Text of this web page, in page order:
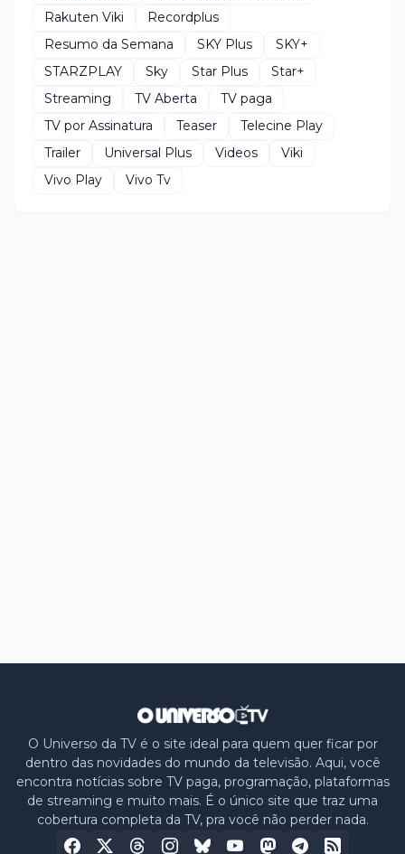
Rakuten Viki
Recordplus
Resumo da Semana
SKY Plus
SKY+
STARZPLAY
Sky Star Plus
Star+
Streaming
TV Aberta
TV paga
TV por Assinatura
Teaser
Telecine Play
Trailer
Universal Plus Videos
Viki
Vivo Play
Vivo Tv
O Universo da TV é o site ideal para quem quer ficar por
dentro das novidades do mundo da televisão. Aqui, você
encontra notícias sobre TV paga, programação, plataformas
de streaming e muito mais. É o único site que traz uma
cobertura completa da TV, pra você não perder nada.